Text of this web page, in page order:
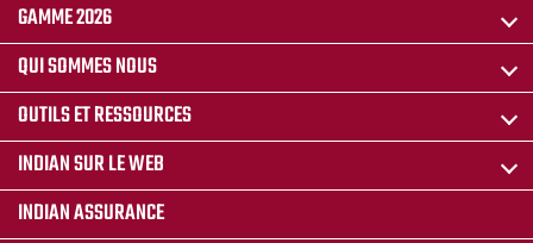
GAMME 2026
QUI SOMMES NOUS
OUTILS ET RESSOURCES
INDIAN SUR LE WEB
INDIAN ASSURANCE